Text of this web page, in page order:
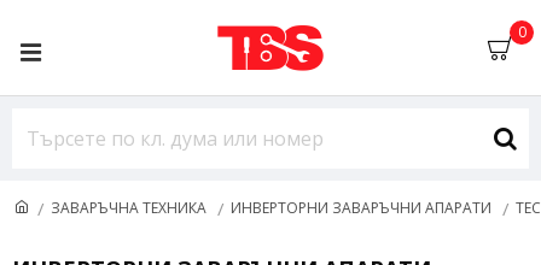
0
ЗАВАРЪЧНА ТЕХНИКА ИНВЕРТОРНИ ЗАВАРЪЧНИ АПАРАТИ